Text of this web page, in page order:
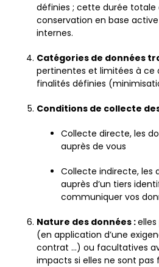
définies ; cette durée totale
conservation en base
internes.
Catégories de données
pertinentes et limitées à ce
finalités définies
Conditions de collecte
Collecte directe, les
auprès de vous
Collecte indirecte, les
auprès d’un tiers
communiquer vos
Nature des données :e
(en application d’une
contrat …) ou facultatives
impacts si elles ne sont pas